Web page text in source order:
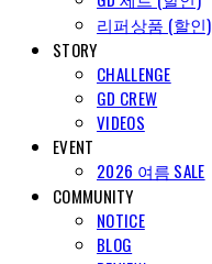
리퍼상품 (할인)
STORY
CHALLENGE
GD CREW
VIDEOS
EVENT
2026 여름 SALE
COMMUNITY
NOTICE
BLOG